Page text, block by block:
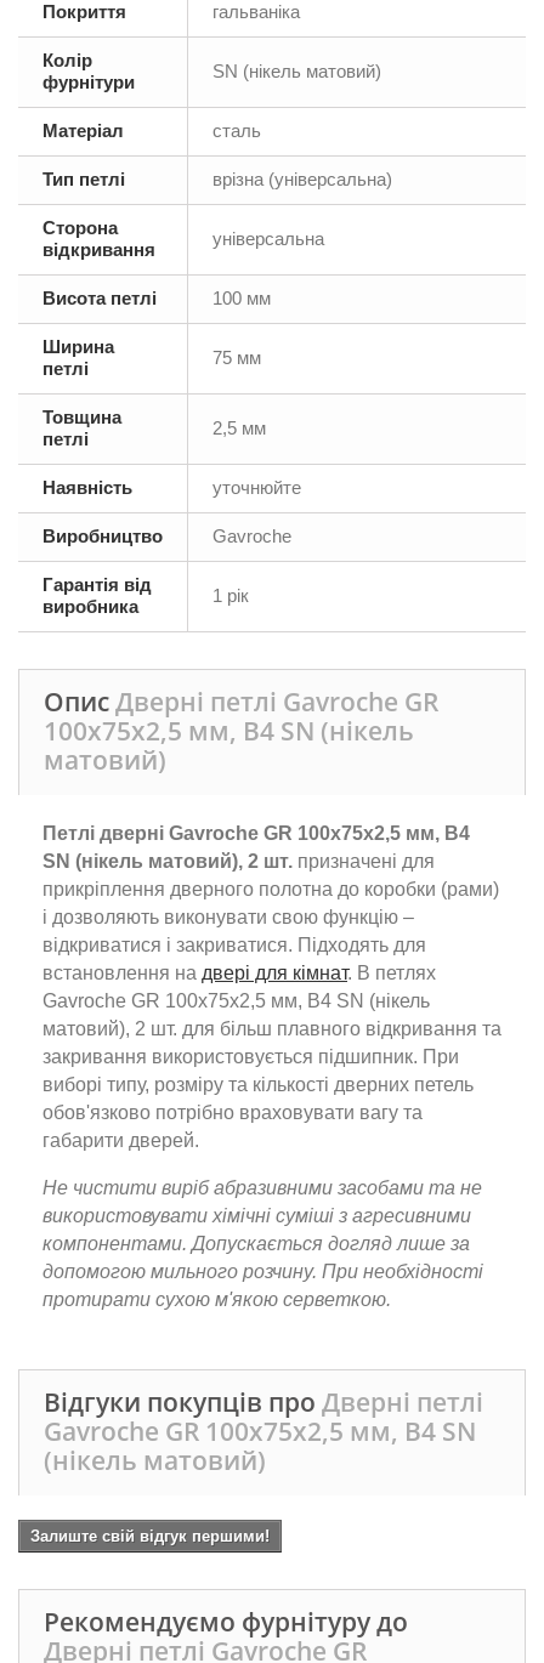
Покриття гальваніка
Колір
фурнітури
SN (нікель матовий)
Матеріал сталь
Тип петлі врізна (універсальна)
Сторона
відкривання
універсальна
Висота петлі 100 мм
Ширина
петлі
75 мм
Товщина
петлі
2,5 мм
Наявність уточнюйте
Виробництво Gavroche
Гарантія від
виробника
1 рік
ОписДверні петлі Gavroche GR
100x75x2,5 мм, B4 SN (нікель
матовий)
Петлі дверні Gavroche GR 100x75x2,5 мм, B4
SN (нікель матовий), 2 шт. призначені для
прикріплення дверного полотна до коробки (рами)
і дозволяють виконувати свою функцію –
відкриватися і закриватися. Підходять для
встановлення на двері для кімнат. В петлях
Gavroche GR 100x75x2,5 мм, B4 SN (нікель
матовий), 2 шт. для більш плавного відкривання та
закривання використовується підшипник. При
виборі типу, розміру та кількості дверних петель
обов'язково потрібно враховувати вагу та
габарити дверей.
Не чистити виріб абразивними засобами та не
використовувати хімічні суміші з агресивними
компонентами. Допускається догляд лише за
допомогою мильного розчину. При необхідності
протирати сухою м'якою серветкою.
Відгуки покупців про Дверні петлі
Gavroche GR 100x75x2,5 мм, B4 SN
(нікель матовий)
Залиште свій відгук першими!
Рекомендуємо фурнітуру до
Дверні петлі Gavroche GR